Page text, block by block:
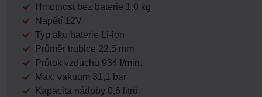
Hmotnost bez baterie 1,0 kg
Napětí 12V
Typ aku baterie Li-ion
Průměr trubice 22,5 mm
Průtok vzduchu 934 l/min.
Max. vakuum 31,1 bar
Kapacita nádoby 0,6 litrů